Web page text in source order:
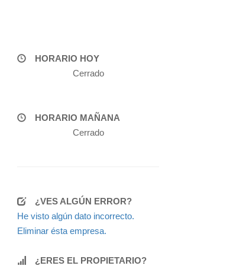
HORARIO HOY
Cerrado
HORARIO MAÑANA
Cerrado
¿VES ALGÚN ERROR?
He visto algún dato incorrecto.
Eliminar ésta empresa.
¿ERES EL PROPIETARIO?